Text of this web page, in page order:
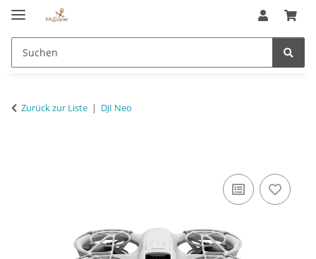
Zurück zur Liste DJI Neo